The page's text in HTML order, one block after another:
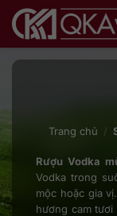
qua
dung
Trang chủ /
Rượu Vodka
Vodka trong
mộc hoặc gia
hương cam